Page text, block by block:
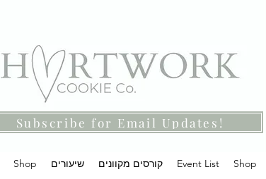
Subscribe for Email Updates!
Shop שיעורים קורסים מקוונים Event List Shop